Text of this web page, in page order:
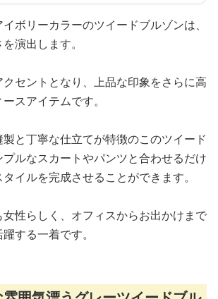
ボリーカラーのツイードブルゾンは、
演出します。
セントとなり、上品な印象をさらに高
スアイテムです。
と丁寧な仕立てが特徴のこのツイード
ルなスカートやパンツと合わせるだけ
イルを完成させることができます。
性らしく、オフィスからお出かけまで
する一着です。